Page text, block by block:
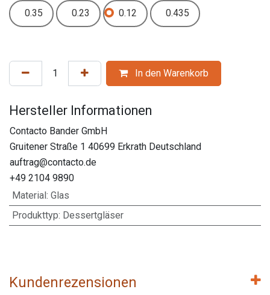
0.35 0.23 0.12 0.435
In den Warenkorb
Hersteller Informationen
Contacto Bander GmbH
Gruitener Straße 1 40699 Erkrath Deutschland
auftrag@contacto.de
+49 2104 9890
Material: Glas
Produkttyp: Dessertgläser
Kundenrezensionen